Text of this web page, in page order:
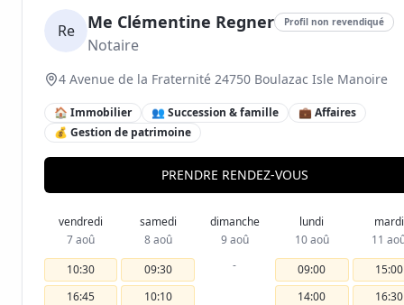
Re Me Clémentine Regner Profil non revendiqué
Notaire
4 Avenue de la Fraternité 24750 Boulazac Isle Manoire
🏠 Immobilier 👥 Succession & famille
💼 Affaires
💰 Gestion de patrimoine
PRENDRE RENDEZ-VOUS
vendredi
7 aoû
10:30
16:45
samedi
8 aoû
09:30
10:10
dimanche
9 aoû
-
lundi
10 aoû
09:00
14:00
mardi
11
15:00
16:30